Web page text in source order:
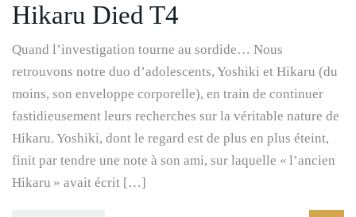
Hikaru Died T4
Quand l’investigation tourne au sordide… Nous
retrouvons notre duo d’adolescents, Yoshiki et Hikaru (du
moins, son enveloppe corporelle), en train de continuer
fastidieusement leurs recherches sur la véritable nature de
Hikaru. Yoshiki, dont le regard est de plus en plus éteint,
finit par tendre une note à son ami, sur laquelle « l’ancien
Hikaru » avait écrit […]